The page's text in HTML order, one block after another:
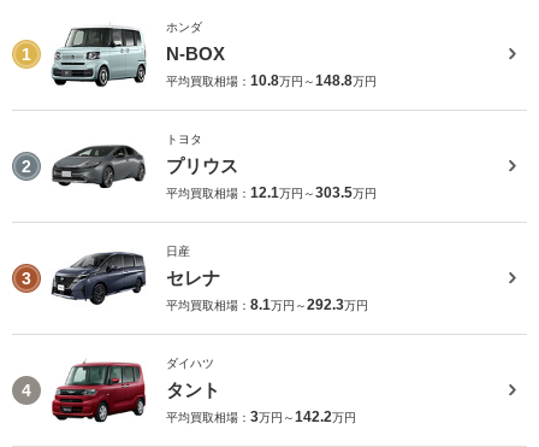
1
ホンダ
N-BOX
平均買取相場： 10.8万円～148.8万円
2
トヨタ
プリウス
平均買取相場： 12.1万円～303.5万円
3
日産
セレナ
平均買取相場： 8.1万円～292.3万円
4
ダイハツ
タント
平均買取相場： 3万円～142.2万円